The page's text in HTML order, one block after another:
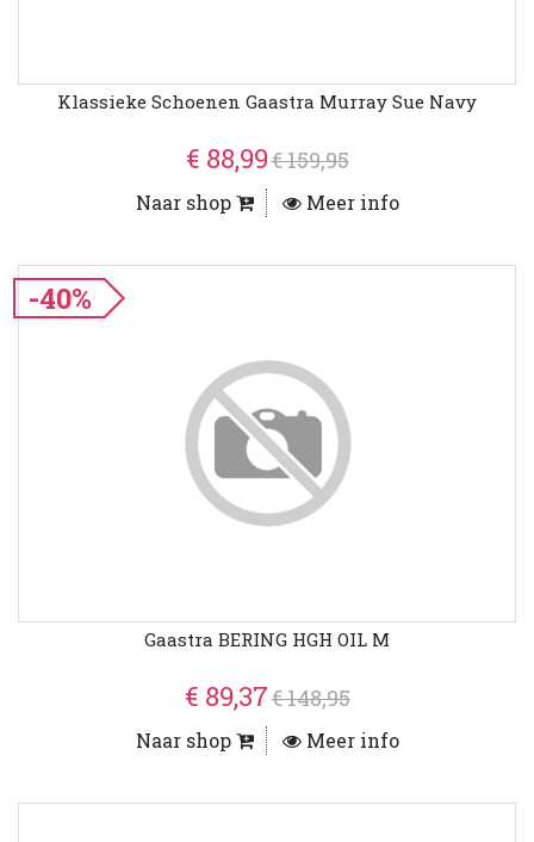
Klassieke Schoenen Gaastra Murray Sue Navy
€ 88,99€ 159,95
Naar shop Meer info
-40%
Gaastra BERING HGH OIL M
€ 89,37€ 148,95
Naar shop Meer info